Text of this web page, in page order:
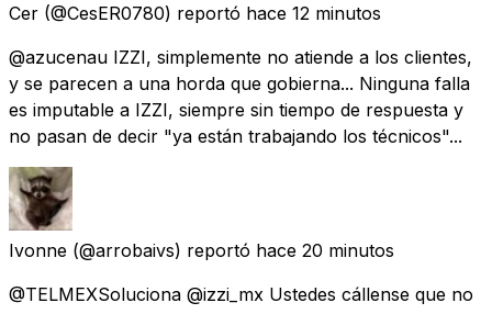
Cer (@CesER0780) reportó hace 12 minutos
@azucenau IZZI, simplemente no atiende a los clientes,
y se parecen a una horda que gobierna... Ninguna falla
es imputable a IZZI, siempre sin tiempo de respuesta y
no pasan de decir "ya están trabajando los técnicos"...
Ivonne (@arrobaivs) reportó hace 20 minutos
@TELMEXSoluciona @izzi_mx Ustedes cállense que no